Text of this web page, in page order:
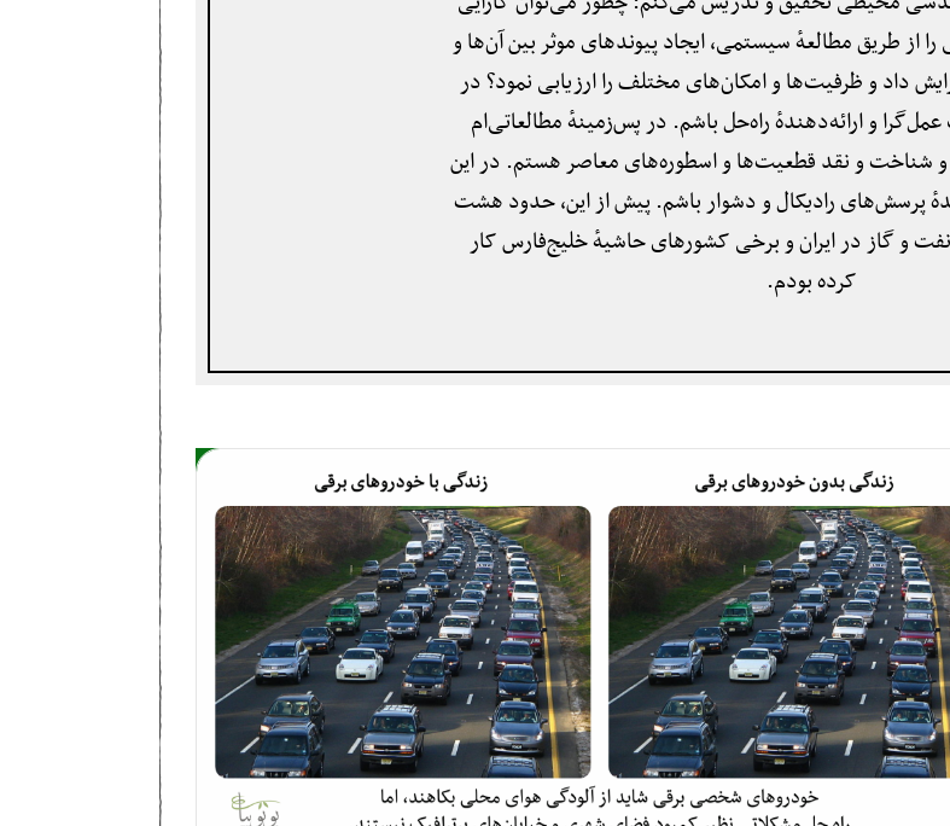
طریق مطالعهٔ سیستمی، ایجاد پیوندهای موثر بین آن‌ها و
داد و ظرفیت‌ها و امکان‌های مختلف را ارزیابی نمود؟ در
و ارائه‌دهندهٔ راه‌حل باشم. در پس‌زمینهٔ مطالعاتی‌ام
و شناخت و نقد قطعیت‌ها و اسطوره‌های معاصر هستم. در این
پرسش‌های رادیکال و دشوار باشم. پیش از این، حدود هشت
و گاز در ایران و برخی کشورهای حاشیهٔ خلیج‌فارس کار
کرده بودم.